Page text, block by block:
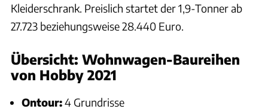
Kleiderschrank. Preislich startet der 1,9-Tonner ab
27.723 beziehungsweise 28.440 Euro.
Übersicht: Wohnwagen-Baureihen
von Hobby 2021
Ontour:4 Grundrisse